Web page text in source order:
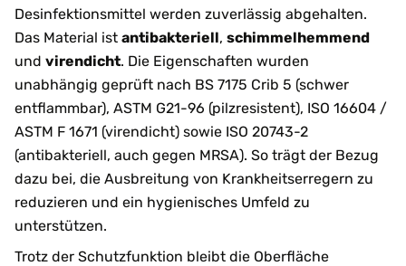
Desinfektionsmittel werden zuverlässig abgehalten.
Das Material ist antibakteriell, schimmelhemmend
und virendicht. Die Eigenschaften wurden
unabhängig geprüft nach BS 7175 Crib 5 (schwer
entflammbar), ASTM G21-96 (pilzresistent), ISO 16604 /
ASTM F 1671 (virendicht) sowie ISO 20743-2
(antibakteriell, auch gegen MRSA). So trägt der Bezug
dazu bei, die Ausbreitung von Krankheitserregern zu
reduzieren und ein hygienisches Umfeld zu
unterstützen.
Trotz der Schutzfunktion bleibt die Oberfläche